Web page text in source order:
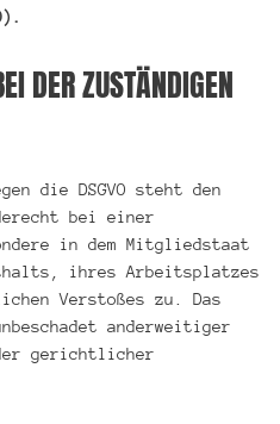
DER ZUSTÄNDIGEN
die DSGVO steht den
bei einer
in dem Mitgliedstaat
ihres Arbeitsplatzes
Verstoßes zu. Das
anderweitiger
gerichtlicher